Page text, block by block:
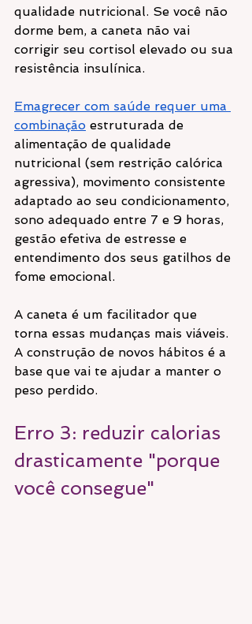
qualidade nutricional. Se você não
dorme bem, a caneta não vai
corrigir seu cortisol elevado ou sua
resistência insulínica.
Emagrecer com saúde requer uma
combinação estruturada de
alimentação de qualidade
nutricional (sem restrição calórica
agressiva), movimento consistente
adaptado ao seu condicionamento,
sono adequado entre 7 e 9 horas,
gestão efetiva de estresse e
entendimento dos seus gatilhos de
fome emocional.
A caneta é um facilitador que
torna essas mudanças mais viáveis.
A construção de novos hábitos é a
base que vai te ajudar a manter o
peso perdido.
Erro 3: reduzir calorias
drasticamente "porque
você consegue"